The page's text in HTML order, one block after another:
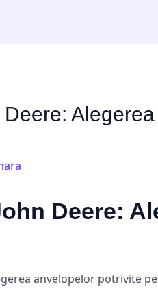
Deere:
anvelopelor potrivite